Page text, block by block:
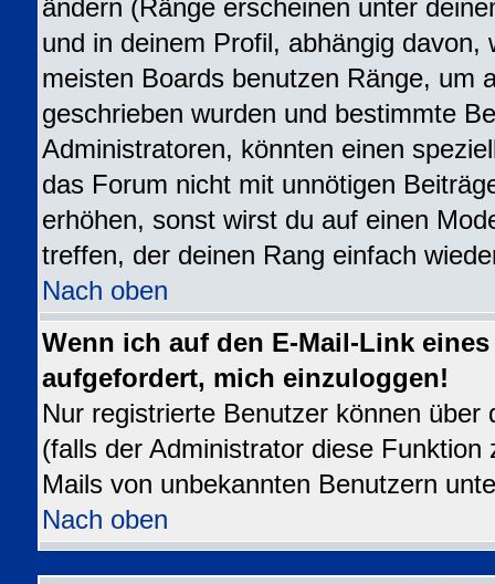
ändern (Ränge erscheinen unter
und in deinem Profil, abhängig
meisten Boards benutzen Ränge, um
geschrieben wurden und bestimmte
Administratoren, könnten einen
das Forum nicht mit unnötigen
erhöhen, sonst wirst du auf einen
treffen, der deinen Rang einfach
Nach oben
Wenn ich auf den E-Mail-Link
aufgefordert, mich einzuloggen!
Nur registrierte Benutzer können
(falls der Administrator diese
Mails von unbekannten Benutzern
Nach oben